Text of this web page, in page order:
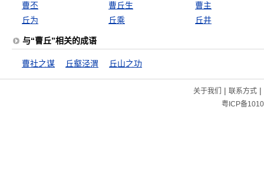
曹丕 曹丘生
曹主
丘为
丘乘 丘井
与“曹丘”相关的成语
曹社之谋 丘壑泾渭 丘山之功
关于我们 | 联系方式|
粤ICP备